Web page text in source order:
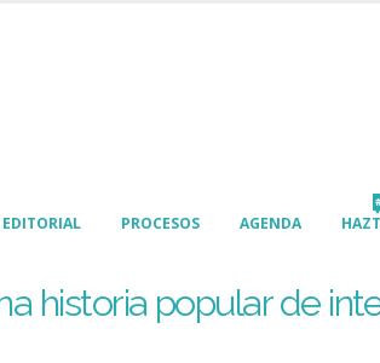
EDITORIAL PROCESOS AGENDA
historia popular de